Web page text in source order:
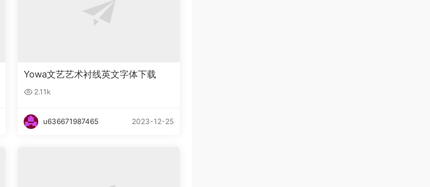
Yowa文艺艺术衬线英文字体下载
2.11k
u636671987465 2023-12-25